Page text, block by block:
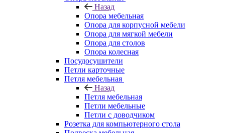
Назад
Опора мебельная
Опора для корпусной мебели
Опора для мягкой мебели
Опора для столов
Опора колесная
Посудосушители
Петли карточные
Петля мебельная
Назад
Петля мебельная
Петли мебельные
Петли с доводчиком
Розетка для компьютерного стола